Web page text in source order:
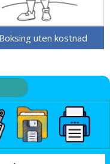
Boksing uten kostnad